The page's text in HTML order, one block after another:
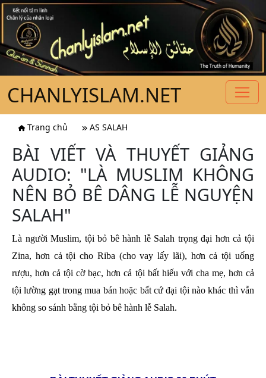
CHANLYISLAM.NET
Trang chủ AS SALAH
BÀI VIẾT VÀ THUYẾT GIẢNG
AUDIO: "LÀ MUSLIM KHÔNG
NÊN BỎ BÊ DÂNG LỄ NGUYỆN
SALAH"
Là người Muslim, tội bỏ bê hành lễ Salah trọng đại hơn cả tội
Zina, hơn cả tội cho Riba (cho vay lấy lãi), hơn cả tội uống
rượu, hơn cả tội cờ bạc, hơn cả tội bất hiếu với cha mẹ, hơn cả
tội lường gạt trong mua bán hoặc bất cứ đại tội nào khác thì vẫn
không so sánh bằng tội bỏ bê hành lễ Salah.